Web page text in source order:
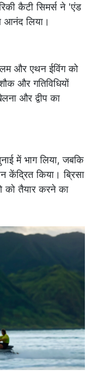
कैटी सिमर्स ने 'एंड
आनंद लिया।
और एथन ईविंग को
और गतिविधियों
और द्वीप का
में भाग लिया, जबकि
केंद्रित किया। ब्रिसा
को तैयार करने का